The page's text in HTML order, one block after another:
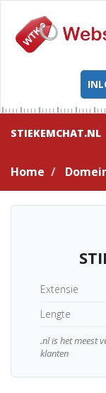
STIEKEMCHAT.NL
Home
Extensie
Lengte
.nl is het meest
klanten